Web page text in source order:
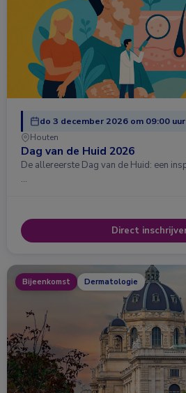
do 3 december 2026 om 09:00 uur
Houten
Dag van de Huid 2026
De allereerste Dag van de Huid: een
…
Direct
Bijeenkomst Dermatologie